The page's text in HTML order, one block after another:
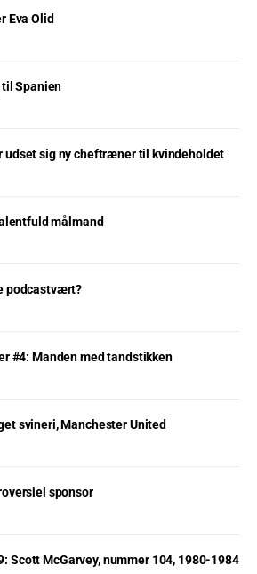
Eva Olid
Spanien
udset sig ny cheftræner til kvindeholdet
målmand
podcastvært?
#4: Manden med tandstikken
svineri, Manchester United
sponsor
Scott McGarvey, nummer 104, 1980-1984